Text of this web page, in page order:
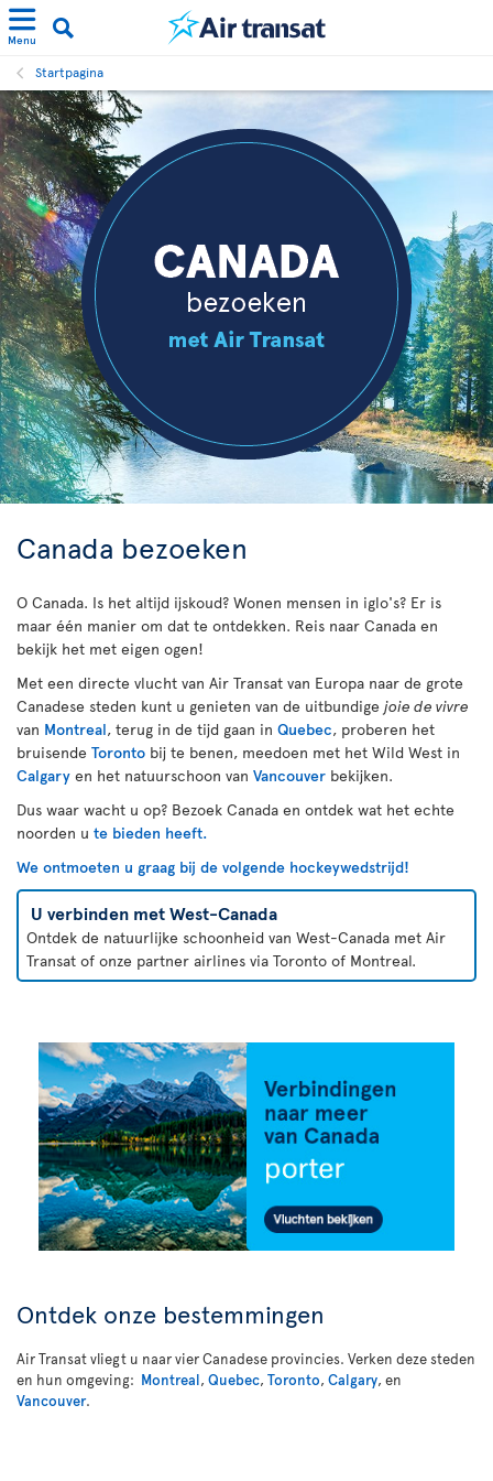
Menu
Startpagina
Canada bezoeken
O Canada. Is het altijd ijskoud? Wonen mensen in iglo's? Er is
maar één manier om dat te ontdekken. Reis naar Canada en
bekijk het met eigen ogen!
Met een directe vlucht van Air Transat van Europa naar de grote
Canadese steden kunt u genieten van de uitbundige joie de vivre
van Montreal, terug in de tijd gaan in Quebec, proberen het
bruisende Toronto bij te benen, meedoen met het Wild West in
Calgary en het natuurschoon van Vancouver bekijken.
Dus waar wacht u op? Bezoek Canada en ontdek wat het echte
noorden u te bieden heeft.
We ontmoeten u graag bij de volgende hockeywedstrijd!
U verbinden met West-Canada
Ontdek de natuurlijke schoonheid van West-Canada met Air
Transat of onze partner airlines via Toronto of Montreal.
Ontdek onze bestemmingen
Air Transat vliegt u naar vier Canadese provincies. Verken deze steden
en hun omgeving: Montreal, Quebec, Toronto, Calgary, en
Vancouver.